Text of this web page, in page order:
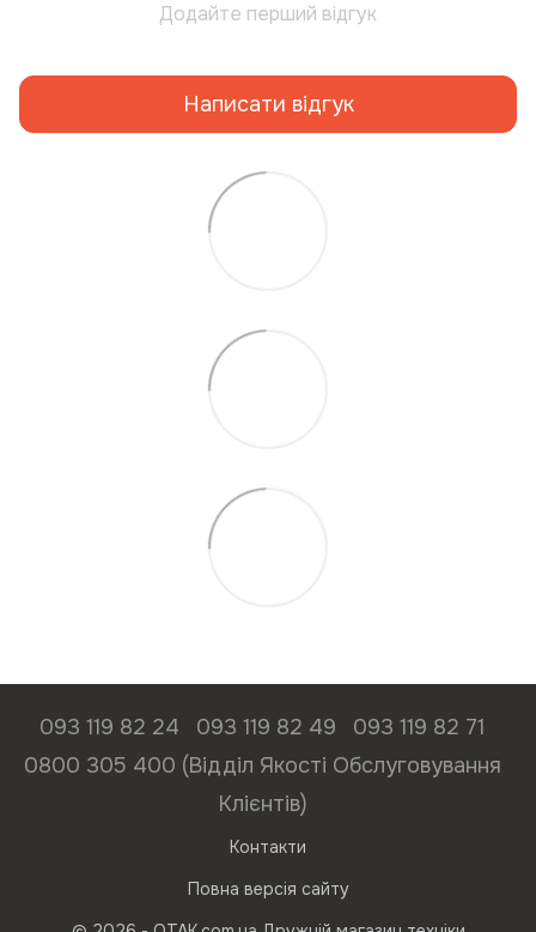
Додайте перший відгук
Написати відгук
093 119 82 24 093 119 82 49
093 119 82 71
0800 305 400 (Відділ Якості Обслуговування
Клієнтів)
Контакти
Повна версія сайту